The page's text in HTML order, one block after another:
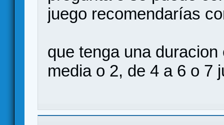
juego recomendarías
que tenga una
media o 2, de 4 a 6 o 7